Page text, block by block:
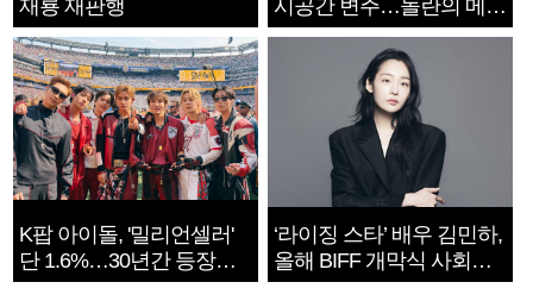
재룡 재판행
시공간 변주…놀란의 메시
지는 ‘전쟁 속죄’
K팝 아이돌, '밀리언셀러'
단 1.6%…30년간 등장
1182개팀 전수조사
‘라이징 스타’ 배우 김민하,
올해 BIFF 개막식 사회자
확정